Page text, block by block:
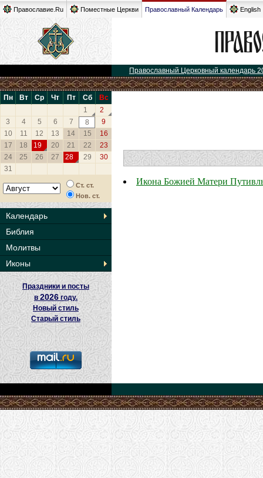
Православие.Ru Поместные Церкви Православный Календарь English
Православный Церковный календарь
Пн Вт Ср Чт Пт Сб
Вс
1
2
3
4 5 6 7 8
9
10
11 12 13 14 15
16
17
18 19 20 21 22
23
24
25 26 27 28 29
30
31
Ст. ст.
Нов. ст.
Календарь
Библия
Молитвы
Иконы
Праздники и посты
в2026 году.
Новый стиль
Старый стиль
Икона Божией Матери